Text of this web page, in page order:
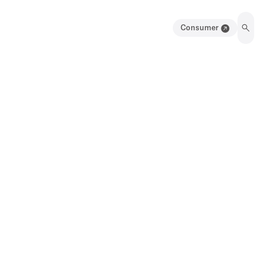
Consumer